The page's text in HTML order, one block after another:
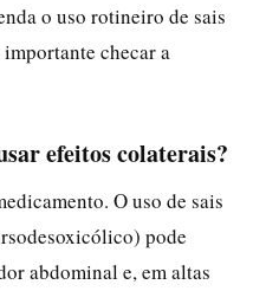
o uso rotineiro de sais
checar a
efeitos colaterais?
O uso de sais
pode
abdominal e, em altas